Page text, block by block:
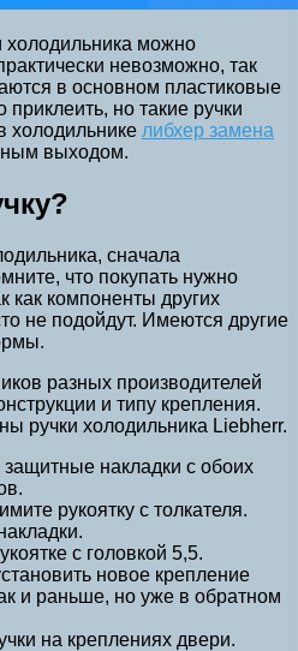
холодильника можно
невозможно, так
в основном пластиковые
но такие ручки
холодильнике либхер замена
выходом.
сначала
что покупать нужно
как компоненты других
не подойдут. Имеются другие
разных производителей
и типу крепления.
ручки холодильника Liebherr.
накладки с обоих
рукоятку с толкателя.
с головкой 5,5.
новое крепление
и раньше, но уже в обратном
на креплениях двери.